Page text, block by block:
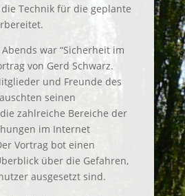
Technik für die geplante
war “Sicherheit im
von Gerd Schwarz.
und Freunde des
seinen
zahlreiche Bereiche der
im Internet
Vortrag bot einen
über die Gefahren,
ausgesetzt sind.